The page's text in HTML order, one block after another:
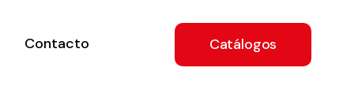
Contacto Catálogos